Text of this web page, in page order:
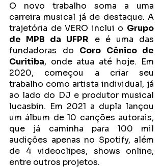
O novo trabalho soma a uma
carreira musical já de destaque. A
trajetória de VERO inclui o Grupo
de MPB da UFPR e é uma das
fundadoras do Coro Cênico de
Curitiba, onde atua até hoje. Em
2020, começou a criar seu
trabalho como artista individual, já
ao lado do DJ e produtor musical
lucasbin. Em 2021 a dupla lançou
um álbum de 10 canções autorais,
que já caminha para 100 mil
audições apenas no Spotify, além
de 4 videoclipes, shows online,
entre outros projetos.